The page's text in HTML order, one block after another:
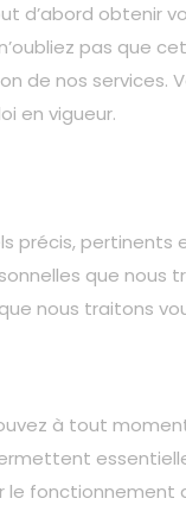
d’abord
pas
de nos
en vigueur.
précis,
que
nous traitons
à tout